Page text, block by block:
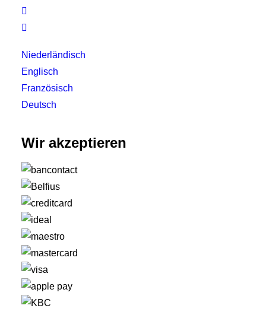


Niederländisch
Englisch
Französisch
Deutsch
Wir akzeptieren